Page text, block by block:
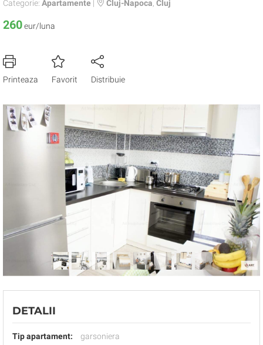
Categorie: Apartamente | Cluj-Napoca Cluj
260eur/luna
Printeaza Favorit Distribuie
DETALII
Tip apartament:
garsoniera